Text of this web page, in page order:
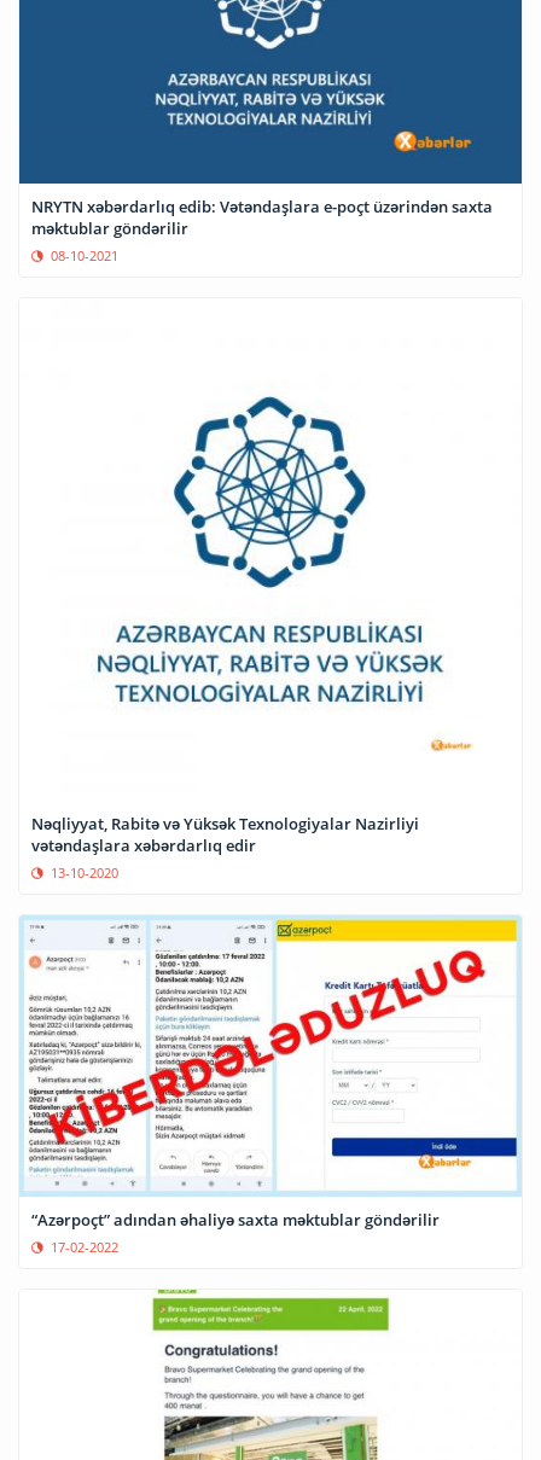
NRYTN xəbərdarlıq edib: Vətəndaşlara e-poçt üzərindən saxta
məktublar göndərilir
08-10-2021
Nəqliyyat, Rabitə və Yüksək Texnologiyalar Nazirliyi
vətəndaşlara xəbərdarlıq edir
13-10-2020
“Azərpoçt” adından əhaliyə saxta məktublar göndərilir
17-02-2022